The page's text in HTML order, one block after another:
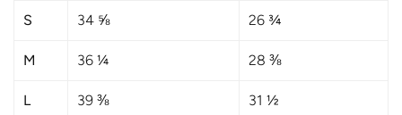
sélection exclusive de nos dernières
et toujours à la pointe des dernières
tendances de la Créatrice Neter
S 34 ⅝ 26 ¾
M 36 ¼ 28 ⅜
L 39 ⅜ 31 ½